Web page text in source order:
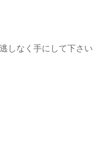
しなく手にして下さい